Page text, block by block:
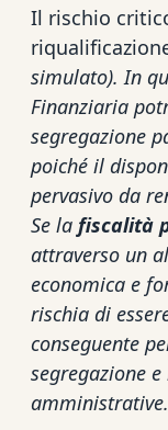
Il rischio
simulato). In
Finanziaria
segregazione
poiché il
pervasivo da
Se la fiscalità
attraverso un
economica e
rischia di
conseguente
segregazione
amministrative.